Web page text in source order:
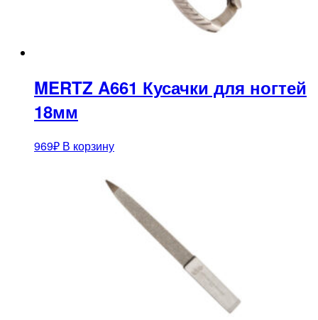
MERTZ A661 Кусачки для ногтей
18мм
969₽ В корзину